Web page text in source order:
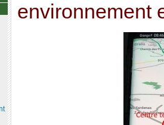
environnement